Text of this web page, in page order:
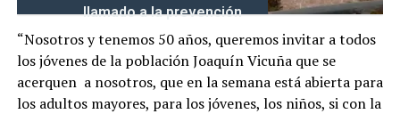
llamado a la prevención
“Nosotros y tenemos 50 años, queremos invitar a todos
los jóvenes de la población Joaquín Vicuña que se
acerquen a nosotros, que en la semana está abierta para
los adultos mayores, para los jóvenes, los niños, si con la